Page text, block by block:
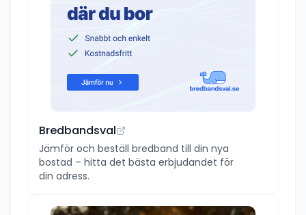
Bredbandsval
Jämför och beställ bredband till din nya
bostad – hitta det bästa erbjudandet för
din adress.